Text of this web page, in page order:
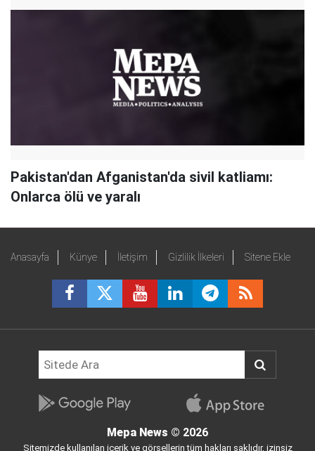
Pakistan'dan Afganistan'da sivil katliamı:
Onlarca ölü ve yaralı
Anasayfa Künye İletişim Gizlilik İlkeleri Sitene Ekle
Mepa News © 2026
Sitemizde kullanılan içerik ve görsellerin tüm hakları saklıdır, izinsiz